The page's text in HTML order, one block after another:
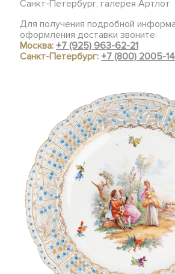
Санкт-Петербург, галерея Артлот
Для получения подробной
оформления доставки звоните:
Москва:+7 (925) 963-62-21
Санкт-Петербург:+7 (800) 2005-